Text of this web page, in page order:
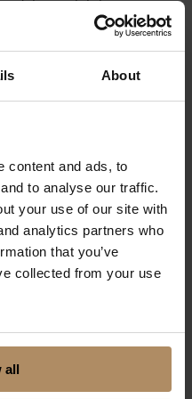
About
content and ads, to
to analyse our traffic.
your use of our site with
analytics partners who
that you’ve
collected from your use
all
EL-sykkel tar vi først
Herfra går vi
og opp på
og går ned og
vi lunsj, før vi sykler
mer enn at man er i
sykling på vei.
med en vandretur
min
med badstue.
Lodge vil du oppleve